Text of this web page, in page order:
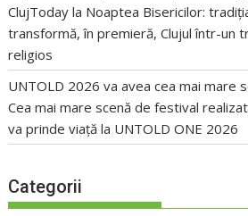
ClujToday la Noaptea Bisericilor:
transformă, în premieră, Clujul într-un
religios
UNTOLD 2026 va avea cea mai mare
Cea mai mare scenă de festival
va prinde viață la UNTOLD ONE 2026
Categorii